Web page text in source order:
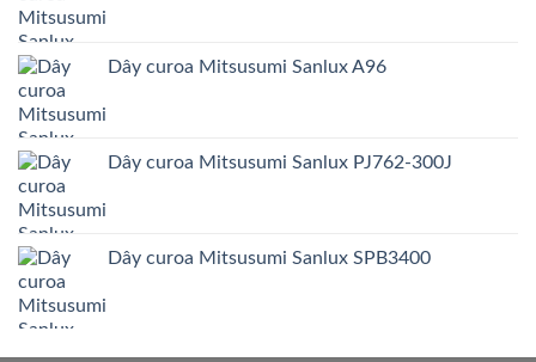
Dây curoa Mitsusumi Sanlux A96
Dây curoa Mitsusumi Sanlux PJ762-300J
Dây curoa Mitsusumi Sanlux SPB3400